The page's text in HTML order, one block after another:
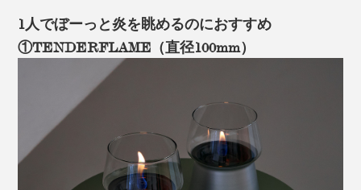
1人でぼーっと炎を眺めるのにおすすめ
①TENDERFLAME（直径100mm）